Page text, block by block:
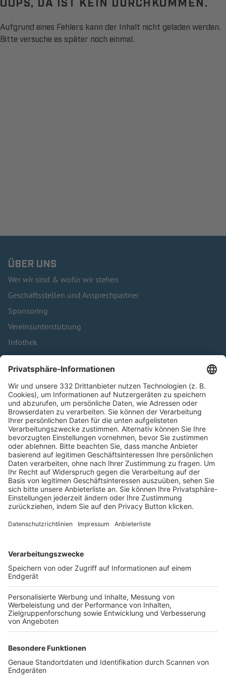
Aufgrund eines Fehlers kann der Inhalt nicht geladen werden.
Bitte versuche es später noch einmal.
ÜBER UNS
Wer wir sind & wofür wir stehen
Geschäftsstellen und Ansprechpartner
Sponsoring
Vereinsunterstützung
Infothek
Kontakt
HÄUFIG BESUCHTE SEITEN
Pässe und Vereinswechsel
Trainerausbildung
Schulungsangebot Vereinsmitarbeiter
BFV-Geschäftsstellen
Trainerbörse
Login SpielPlus
FOLGE DEM BFV
TOP-VEREINE
TOP-PARTNER